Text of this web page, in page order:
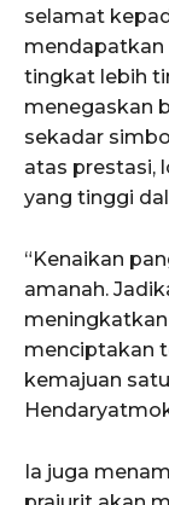
selamat
tingkat lebih
menegaskan
sekadar
atas prestasi,
yang tinggi
“Kenaikan
amanah.
menciptakan
kemajuan
Ia juga